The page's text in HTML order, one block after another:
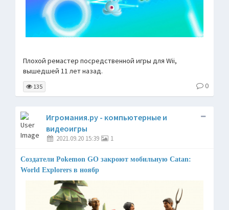
Плохой ремастер посредственной игры для Wii,
вышедшей 11 лет назад.
135 0
Игромания.ру - компьютерные и
видеоигры
2021.09.20 15:39 1
Создатели Pokemon GO закроют мобильную Catan:
World Explorers в ноябр